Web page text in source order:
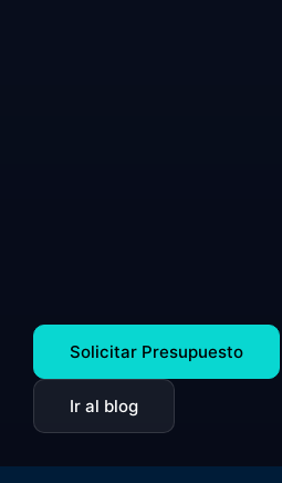
Solicitar Presupuesto
Ir al blog